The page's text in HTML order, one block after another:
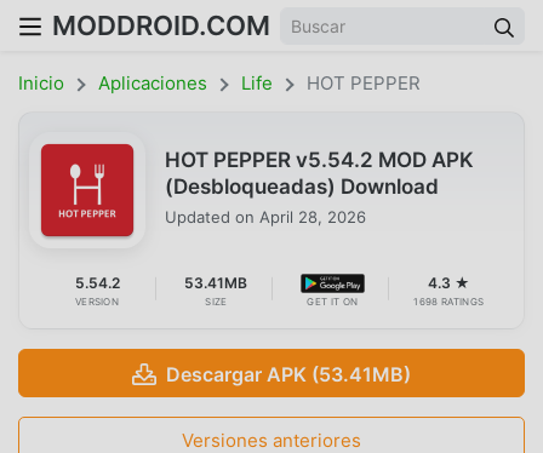
MODDROID.COM
Inicio Aplicaciones Life HOT PEPPER
HOT PEPPER v5.54.2 MOD APK
(Desbloqueadas) Download
Updated on April 28, 2026
5.54.2
VERSION
53.41MB
SIZE GET IT ON
4.3 ★
1698 RATINGS
Descargar APK (53.41MB)
Versiones anteriores